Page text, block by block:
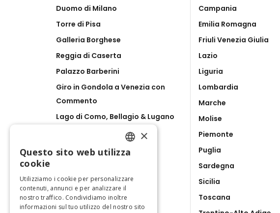
Duomo di Milano
Torre di Pisa
Galleria Borghese
Reggia di Caserta
Palazzo Barberini
Giro in Gondola a Venezia con
Commento
Lago di Como, Bellagio & Lugano
Catacombe di San Gennaro
Campania
Emilia Romagna
Friuli Venezia Giulia
Lazio
Liguria
Lombardia
Marche
Molise
Piemonte
Puglia
Sardegna
Sicilia
Toscana
ENGLISH
ITALIAN
×
Questo sito web utilizza
cookie
Utilizziamo i cookie per personalizzare
contenuti, annunci e per analizzare il
nostro traffico. Condividiamo inoltre
informazioni sul tuo utilizzo del nostro sito